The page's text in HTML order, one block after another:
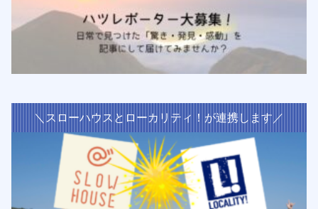
＼スローハウスとローカリティ！が連携します／